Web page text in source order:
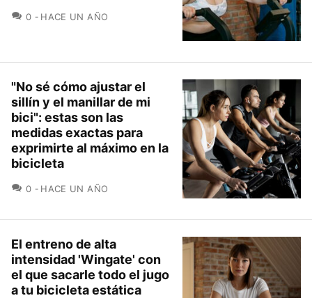
0 COMENTARIOS
HACE UN AÑO
"No sé cómo ajustar el
sillín y el manillar de mi
bici": estas son las
medidas exactas para
exprimirte al máximo en la
bicicleta
0 COMENTARIOS
HACE UN AÑO
El entreno de alta
intensidad 'Wingate' con
el que sacarle todo el jugo
a tu bicicleta estática